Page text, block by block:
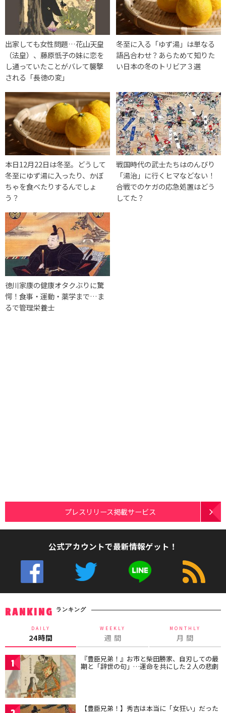
出家しても女性問題…花山天皇
（法皇）、藤原忯子の妹に恋を
し通っていたことがバレて襲撃
される「長徳の変」
冬至に入る「ゆず湯」は単なる
語呂合わせ？あらためて知りた
い日本の冬のトリビア３選
本日12月22日は冬至。どうして
冬至にゆず湯に入ったり、かぼ
ちゃを食べたりするんでしょ
う？
戦国時代の武士たちはのんびり
「湯治」に行くヒマなどない！
合戦でのケガの応急処置はどう
してた？
徳川家康の健康オタクぶりに驚
愕！食事・運動・薬学まで…ま
るで管理栄養士
プレスリリース掲載サービス
公式アカウントで最新情報ゲット！
RANKING ランキング
DAILY
24時間
WEEKLY
週 間
MONTHLY
月 間
1 『豊臣兄弟！』お市と柴田勝家、自刃しての最
期と「辞世の句」…運命を共にした２人の悲劇
【豊臣兄弟！】秀吉は本当に「女狂い」だった